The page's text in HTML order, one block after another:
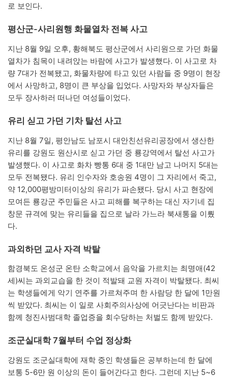
로 보인다.
평산군-사리원행 화물열차 전복 사고
지난 8월 9일 오후, 황해북도 평산군에서 사리원으로 가던 화물
열차가 침목이 내려앉는 바람에 사고가 발생했다. 이 사고로 차
량 7대가 전복됐고, 화물차량에 타고 있던 사람들 중 9명이 현장
에서 사망하고, 8명이 큰 부상을 입었다. 사망자와 부상자들은
모두 장사하러 떠나던 여성들이었다.
유리 싣고 가던 기차 탈선 사고
지난 8월 7일, 평안남도 남포시 대안친선유리공장에서 생산한
유리를 강원도 원산시로 싣고 가던 중 룡강역에서 탈선 사고가
발생했다. 이 사고로 화차 빵통 6대 중 1대만 남고 나머지 5대는
모두 전복됐다. 유리 인수자와 호송원 4명이 그 자리에서 죽고,
약 12,000평방미터이상의 유리가 파손됐다. 당시 사고 현장에
모여든 룡강군 주민들은 사고 피해를 복구하는 대신 자기네 집
창문 규격에 맞는 유리들을 집으로 날라 가느라 북새통을 이뤘
다.
과외하던 교사 자격 박탈
함경북도 온성군 온탄 소학교에서 음악을 가르치는 최명애(42
세)씨는 과외교습을 한 것이 적발돼 교원 자격이 박탈됐다. 최씨
는 학생들에게 악기 연주를 가르쳐주며 한 사람당 한 달에 1만원
씩 받았다. 최씨는 이 일로 사회주의사상에 어긋난다는 비판과
함께 청진사범대학 졸업증을 회수당하는 처벌도 함께 받았다.
조군실대학 7월부터 수업 정상화
강원도 조군실대학에 재학 중인 학생들은 공부하는데 한 달에
보통 5-6만 원 이상의 돈이 들어간다고 한다. 그런데 지난 5~6